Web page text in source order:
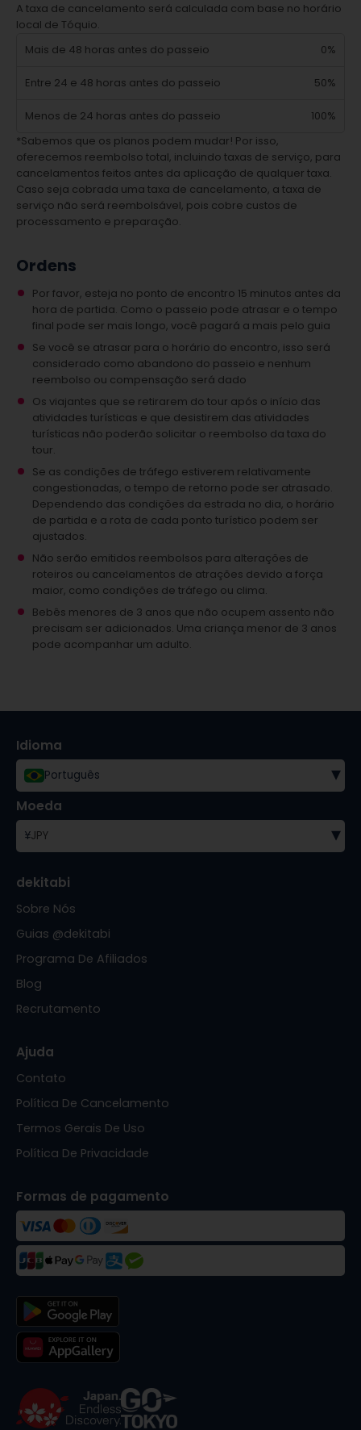
A taxa de cancelamento será calculada com base no horário
local de Tóquio.
Mais de 48 horas antes do passeio
0%
Entre 24 e 48 horas antes do passeio 50%
Menos de 24 horas antes do passeio
100%
*Sabemos que os planos podem mudar! Por isso,
oferecemos reembolso total, incluindo taxas de serviço, para
cancelamentos feitos antes da aplicação de qualquer taxa.
Caso seja cobrada uma taxa de cancelamento, a taxa de
serviço não será reembolsável, pois cobre custos de
processamento e preparação.
Ordens
Por favor, esteja no ponto de encontro 15 minutos antes da
hora de partida. Como o passeio pode atrasar e o tempo
final pode ser mais longo, você pagará a mais pelo guia
Se você se atrasar para o horário do encontro, isso será
considerado como abandono do passeio e nenhum
reembolso ou compensação será dado
Os viajantes que se retirarem do tour após o início das
atividades turísticas e que desistirem das atividades
turísticas não poderão solicitar o reembolso da taxa do
tour.
Se as condições de tráfego estiverem relativamente
congestionadas, o tempo de retorno pode ser atrasado.
Dependendo das condições da estrada no dia, o horário
de partida e a rota de cada ponto turístico podem ser
ajustados.
Não serão emitidos reembolsos para alterações de
roteiros ou cancelamentos de atrações devido a força
maior, como condições de tráfego ou clima.
Bebês menores de 3 anos que não ocupem assento não
precisam ser adicionados. Uma criança menor de 3 anos
pode acompanhar um adulto.
Idioma
Português ▾
Moeda
¥JPY ▾
dekitabi
Sobre Nós
Guias @dekitabi
Programa De Afiliados
Blog
Recrutamento
Ajuda
Contato
Política De Cancelamento
Termos Gerais De Uso
Política De Privacidade
Formas de pagamento